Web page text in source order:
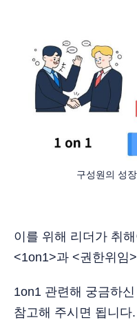
구성원의 성
이를 위해 리더가 취
<1on1>과 <권한위임
1on1 관련해 궁금하
참고해 주시면 됩니